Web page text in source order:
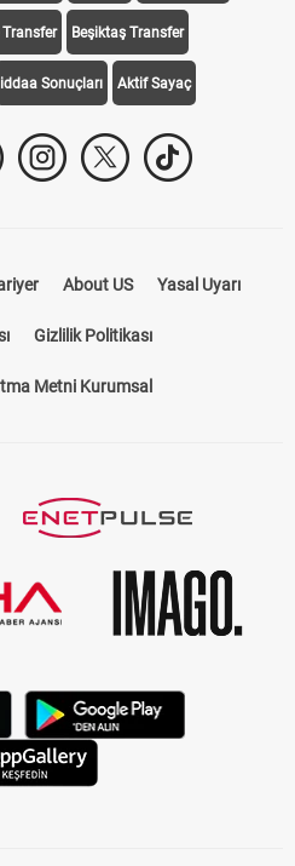
Transfer Beşiktaş Transfer
iddaa Sonuçları Aktif Sayaç
About US Yasal Uyarı
Gizlilik Politikası
Metni Kurumsal